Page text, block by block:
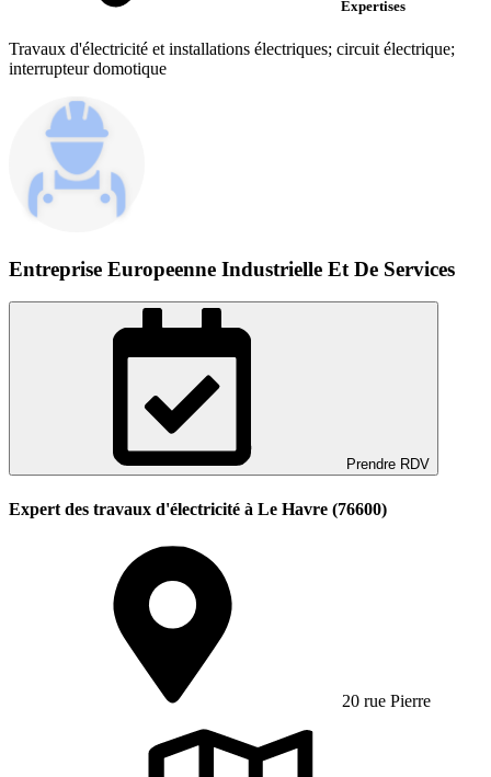
Expertises
Travaux d'électricité et installations électriques; circuit électrique;
interrupteur domotique
Entreprise Europeenne Industrielle Et De Services
Prendre RDV
Expert des travaux d'électricité à Le Havre (76600)
20 rue Pierre